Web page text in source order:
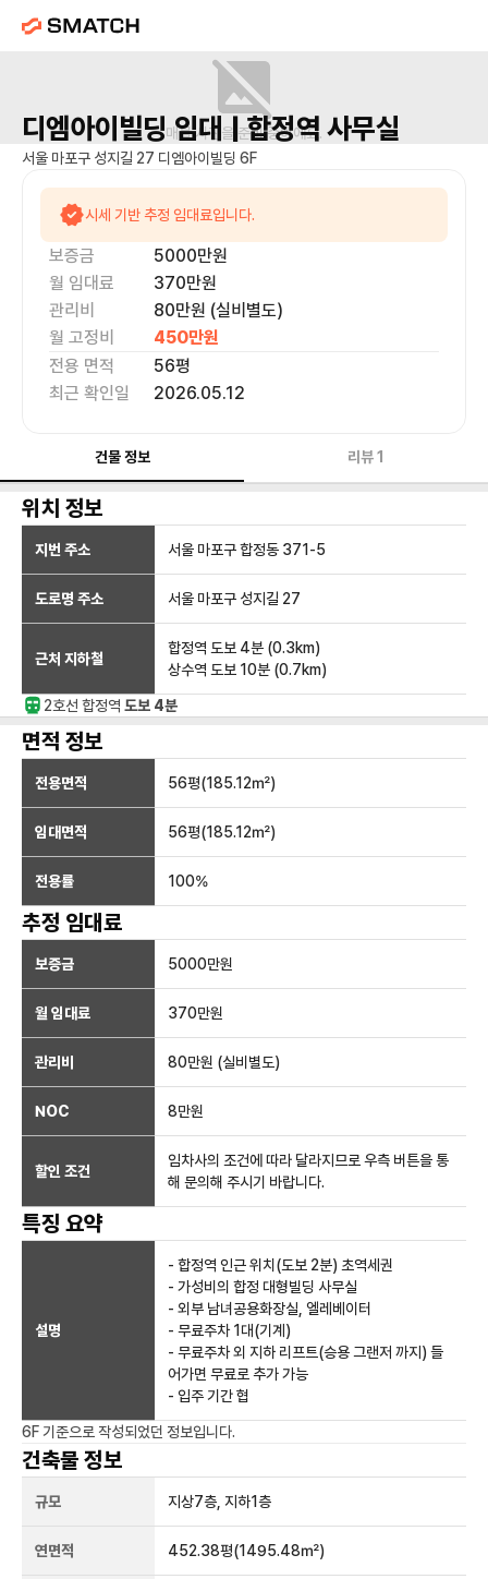
매물 사진을 준비 중이에요.
디엠아이빌딩임대 | 합정역사무실
서울 마포구 성지길 27 디엠아이빌딩 6F
시세 기반 추정 임대료입니다.
보증금 5000만원
월 임대료
370만원
관리비
80만원 (실비별도)
월 고정비
450만원
전용 면적
56평
최근 확인일
2026.05.12
건물 정보 리뷰1
위치 정보
지번 주소 서울 마포구 합정동 371-5
도로명 주소 서울 마포구 성지길 27
근처 지하철
합정역 도보 4분 (0.3km)
상수역 도보 10분 (0.7km)
2호선 합정역 도보 4분
면적 정보
전용면적 56평(185.12㎡)
임대면적 56평(185.12㎡)
전용률 100%
추정 임대료
보증금 5000만원
월 임대료 370만원
관리비 80만원 (실비별도)
NOC 8만원
할인 조건
임차사의 조건에 따라 달라지므로 우측 버튼을 통
해 문의해 주시기 바랍니다.
특징 요약
설명
- 합정역 인근 위치(도보 2분) 초역세권
- 가성비의 합정 대형빌딩 사무실
- 외부 남녀공용화장실, 엘레베이터
- 무료주차 1대(기계)
- 무료주차 외 지하 리프트(승용 그랜저 까지) 들
어가면 무료로 추가 가능
- 입주 기간 협
6F 기준으로 작성되었던 정보입니다.
건축물 정보
규모 지상7층, 지하1층
연면적 452.38평(1495.48㎡)